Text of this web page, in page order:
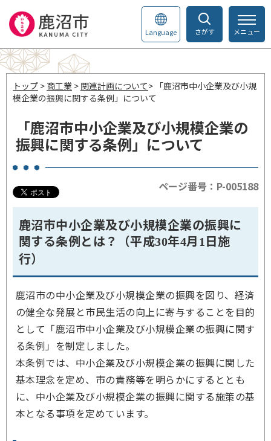
さがす
Language メニュー
トップ > 商工業 > 関連計画について> 「鹿沼市中小企業及び小規
模企業の振興に関する条例」について
「鹿沼市中小企業及び小規模企業の
振興に関する条例」について
ページ番号：P-005188
鹿沼市中小企業及び小規模企業の振興に
関する条例とは？（平成30年4月 1 日施
行）
鹿沼市の中小企業及び小規模企業の振興を図り、経済
の健全な発展と市民生活の向上に寄与することを目的
として「鹿沼市中小企業及び小規模企業の振興に関す
る条例」を制定しました。
本条例では、中小企業及び小規模企業の振興に関した
基本理念を定め、市の責務等を明らかにするととも
に、中小企業及び小規模企業の振興に関する施策の基
本となる事項を定めています。